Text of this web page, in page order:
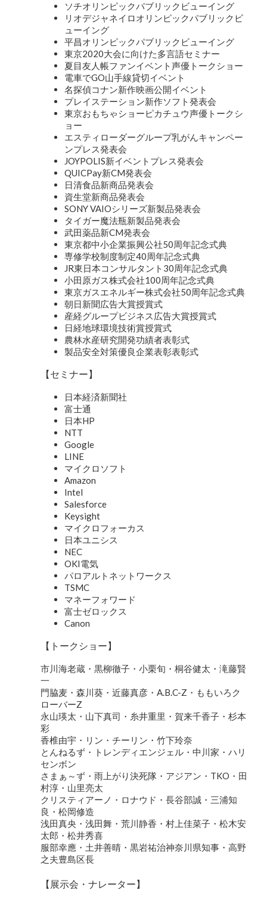
ソチオリンピックパブリックビューイング
リオデジャネイロオリンピックパブリックビ
ューイング
平昌オリンピックパブリックビューイング
東京2020大会に向けた多言語セミナー
夏目友人帳ファンイベント声優トークショー
電車でGO山手線貸切イベント
名探偵コナン新作映画公開イベント
プレイステーション新作ソフト発表会
東京おもちゃショーピカチュウ声優トークシ
ョー
エスティローダーグループ乳がんキャンペー
ンプレス発表会
JOYPOLIS新イベントプレス発表会
QUICPay新CM発表会
日清食品新商品発表会
資生堂新商品発表会
SONY VAIOシリーズ新製品発表会
タイガー魔法瓶新製品発表会
武田薬品新CM発表会
東京都中小企業振興公社50周年記念式典
専修学校制度制定40周年記念式典
JR東日本コンサルタント30周年記念式典
小田原ガス株式会社100周年記念式典
東京ガスエネルギー株式会社50周年記念式典
朝日新聞広告大賞授賞式
産経グループビジネス広告大賞授賞式
日経地球環境技術賞授賞式
農林水産研究開発功績者表彰式
製品安全対策優良企業表彰表彰式
【セミナー】
日本経済新聞社
富士通
日本HP
NTT
Google
LINE
マイクロソフト
Amazon
Intel
Salesforce
Keysight
マイクロフォーカス
日本ユニシス
NEC
OKI電気
パロアルトネットワークス
TSMC
マネーフォワード
富士ゼロックス
Canon
【トークショー】
市川海老蔵・黒柳徹子・小栗旬・桐谷健太・滝藤賢
一
門脇麦・森川葵・近藤真彦・A.B.C-Z・ももいろク
ローバーZ
永山瑛太・山下真司・糸井重里・賀来千香子・杉本
彩
香椎由宇・リン・チーリン・竹下玲奈
とんねるず・トレンディエンジェル・中川家・ハリ
センボン
さまぁ～ず・雨上がり決死隊・アジアン・TKO・田
村淳・山里亮太
クリスティアーノ・ロナウド・長谷部誠・三浦知
良・松岡修造
浅田真央・浅田舞・荒川静香・村上佳菜子・松木安
太郎・松井秀喜
服部幸應・土井善晴・黒岩祐治神奈川県知事・高野
之夫豊島区長
【展示会・ナレーター】